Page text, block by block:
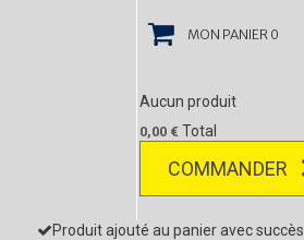
MON PANIER 0
Aucun produit
0,00 € Total
COMMANDER
Produit ajouté au panier avec succès